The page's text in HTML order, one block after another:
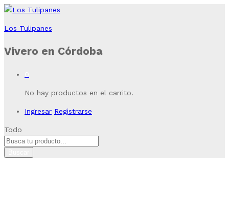
Los Tulipanes
Vivero en Córdoba
No hay productos en el carrito.
Ingresar Registrarse
Todo